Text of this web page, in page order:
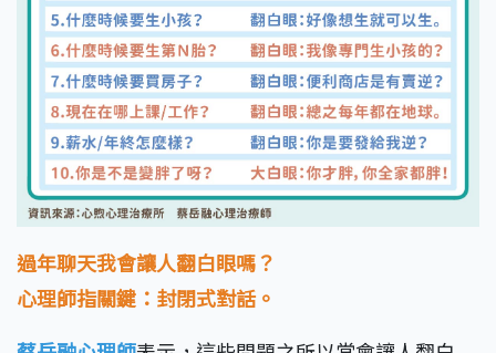
過年聊天我會讓人翻白眼嗎？
心理師指關鍵：封閉式對話。